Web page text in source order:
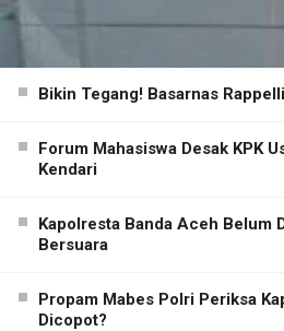
Bikin Tegang! Basarnas
Forum Mahasiswa Desak KPK
Kendari
Kapolresta Banda Aceh Belum
Bersuara
Propam Mabes Polri Periksa
Dicopot?